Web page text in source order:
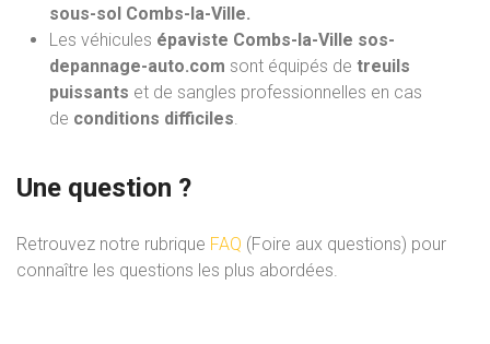
sous-sol Combs-la-Ville.
Les véhicules épaviste Combs-la-Ville sos-
depannage-auto.com sont équipés de treuils
puissants et de sangles professionnelles en cas
de conditions difficiles.
Une question ?
Retrouvez notre rubrique FAQ (Foire aux questions) pour
connaître les questions les plus abordées.